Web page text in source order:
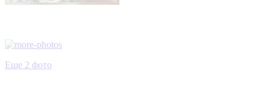
Еще 2 фото